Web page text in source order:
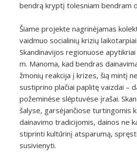
bendrą kryptį tolesniam bendram
Šiame projekte nagrinėjamas
vaidmuo socialinių krizių
Skandinavijos regionuose
m. Manoma, kad bendras
žmonių reakcija į krizes, šią mintį
sustiprino plačiai paplitę vaizdai –
požeminėse slėptuvėse įrašai.
šalyse, garsėjančiose turtingomis
dainavimo tradicijomis, dainos ne
stiprinti kultūrinį atsparumą,
susivienyti.